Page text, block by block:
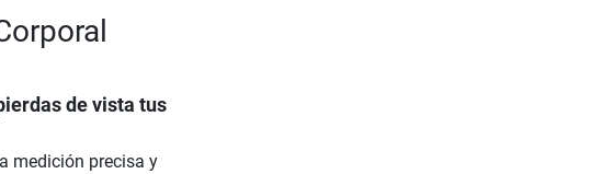
de vista tus
medición precisa y